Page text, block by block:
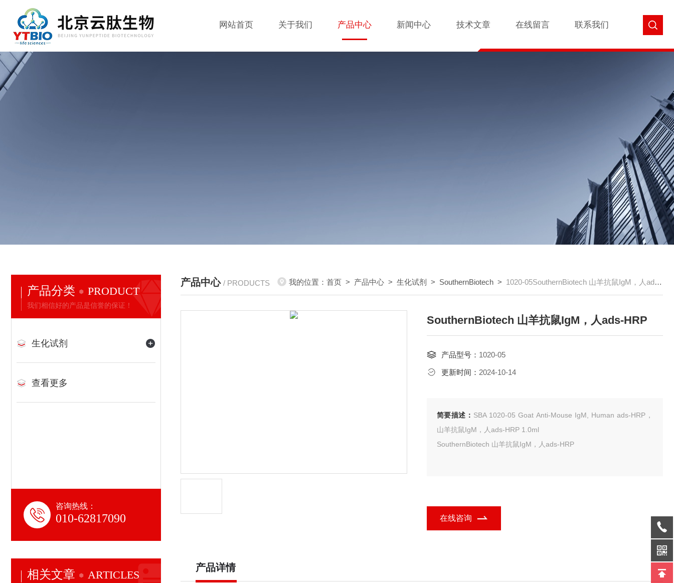
网站首页 关于我们 产品中心 新闻中心 技术文章 在线留言 联系我们
产品分类 PRODUCT
我们相信好的产品是信誉的保证！
生化试剂
查看更多
咨询热线：
010-62817090
相关文章 ARTICLES
产品中心 / PRODUCTS 我的位置：首页 > 产品中心 >生化试剂 > SouthernBiotech > 1020-05SouthernBiotech 山羊抗鼠IgM，人ads-HRP
SouthernBiotech 山羊抗鼠IgM，人ads-HRP
产品型号： 1020-05
更新时间： 2024-10-14
简要描述： SBA 1020-05 Goat Anti-Mouse IgM, Human ads-HRP，
山羊抗鼠IgM，人ads-HRP 1.0ml
SouthernBiotech 山羊抗鼠IgM，人ads-HRP
在线咨询
产品详情